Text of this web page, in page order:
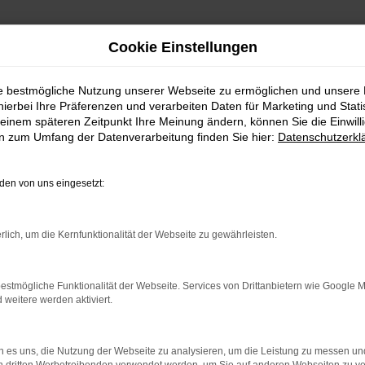
mit Lieferservice nach
für Stralsund
möchte, liegt mit einem VW Golf Neuwagen goldrichtig.
VW Golf Neuwagen für Stralsund natürlich mitsamt der
und nicht gleich mit dem Aufzählen der Vorteile beginnen. Wir
VW Golf Neuwagen in Stralsund stellen. Im nächsten Schritt
Cookie Einstellungen
bestmögliche Nutzung unserer Webseite zu ermöglichen und unsere
Ihre Präferenzen und verarbeiten Daten für Marketing und
späteren Zeitpunkt Ihre Meinung ändern, können Sie die
zum Umfang der Datenverarbeitung finden Sie hier:
von uns eingesetzt:
um die Kernfunktionalität der Webseite zu gewährleisten.
Funktionalität der Webseite. Services von Drittanbietern wie Google
weitere werden aktiviert.
es uns, die Nutzung der Webseite zu analysieren, um die Leistung zu messen